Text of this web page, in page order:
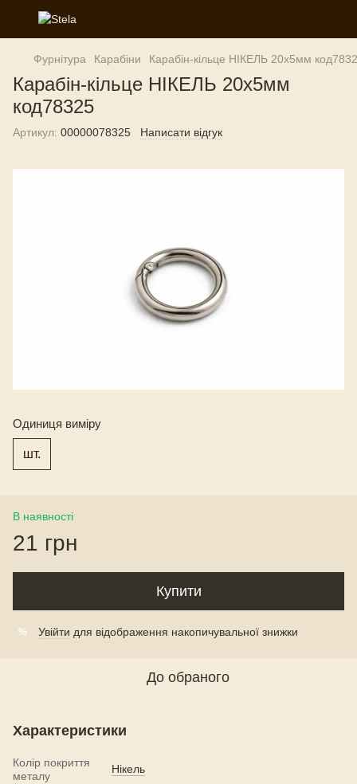
Фурнітура Карабіни Карабін-кільце НІКЕЛЬ 20х5мм
Карабін-кільце НІКЕЛЬ 20х5мм
код78325
Артикул: 00000078325 Написати відгук
Одиниця виміру
шт.
В наявності
21 грн
Купити
% Увійти для відображення накопичувальної знижки
До обраного
Характеристики
Колір покриття
металу
Нікель